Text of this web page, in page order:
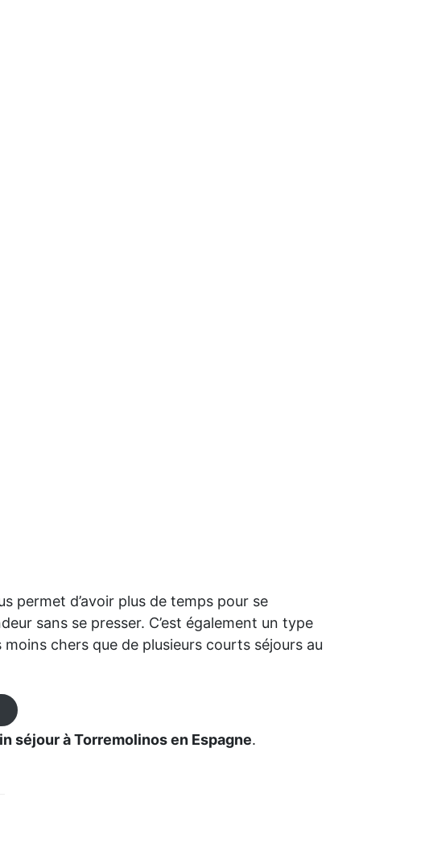
permet d’avoir plus de temps pour se
sans se presser. C’est également un type
chers que de plusieurs courts séjours au
séjour à Torremolinos en Espagne.